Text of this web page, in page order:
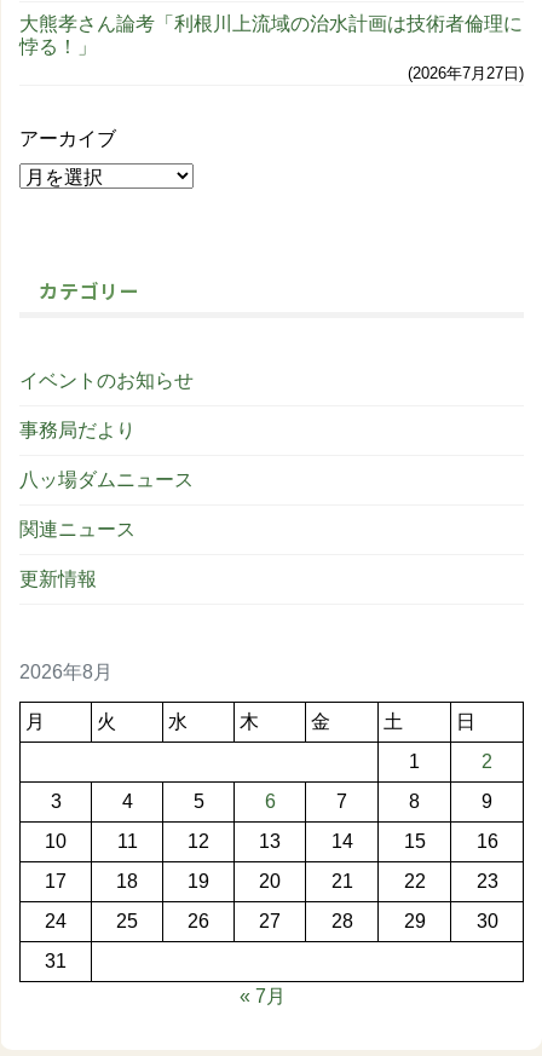
大熊孝さん論考「利根川上流域の治水計画は技術者倫理に
悖る！」
2026年7月27日
アーカイブ
カテゴリー
イベントのお知らせ
事務局だより
八ッ場ダムニュース
関連ニュース
更新情報
2026年8月
月 火 水 木 金 土
日
1
2
3
4 5 6 7 8
9
10
11 12 13 14 15
16
17
18 19 20 21 22
23
24
25 26 27 28 29
30
31
« 7月